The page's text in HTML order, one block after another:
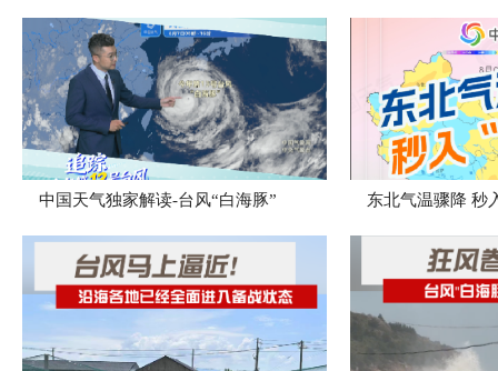
中国天气独家解读-台风“白海豚” 东北气温骤降 秒